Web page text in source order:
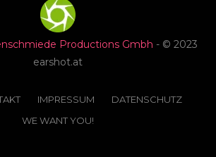
Productions Gmbh - © 2023
earshot.at
IMPRESSUM
DATENSCHUTZ
WE WANT YOU!